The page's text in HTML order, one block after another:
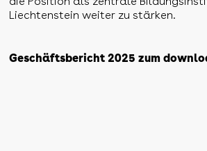
Liechtenstein weiter zu stärken.
Geschäftsbericht 2025 zum